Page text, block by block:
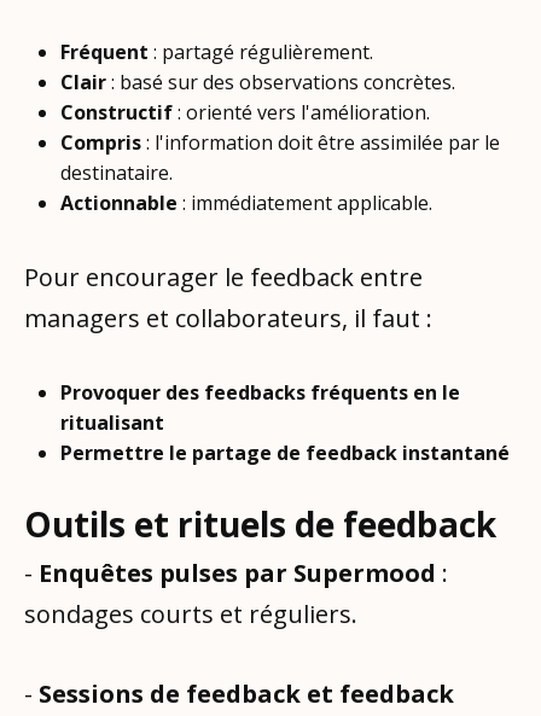
Fréquent : partagé régulièrement.
Clair: basé sur des observations concrètes.
Constructif: orienté vers l'amélioration.
Compris: l'information doit être assimilée par le
destinataire.
Actionnable : immédiatement applicable.
Pour encourager le feedback entre
managers et collaborateurs, il faut :
Provoquer des feedbacks fréquents en le
ritualisant
Permettre le partage de feedback instantané
Outils et rituels de feedback
- Enquêtes pulses par Supermood :
sondages courts et réguliers.
- Sessions de feedback et feedback